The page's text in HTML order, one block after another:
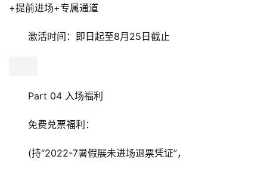
+提前进场+专属通道
激活时间：即日起至8月25日截止
Part 04 入场福利
免费兑票福利：
(持“2022-7暑假展未进场退票凭证”，